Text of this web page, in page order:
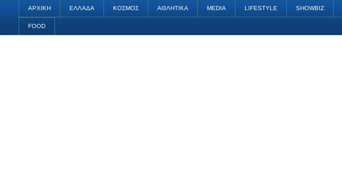
ΑΡΧΙΚΗ ΕΛΛΑΔΑ ΚΟΣΜΟΣ ΑΘΛΗΤΙΚΑ MEDIA LIFESTYLE SHOWBIZ
FOOD